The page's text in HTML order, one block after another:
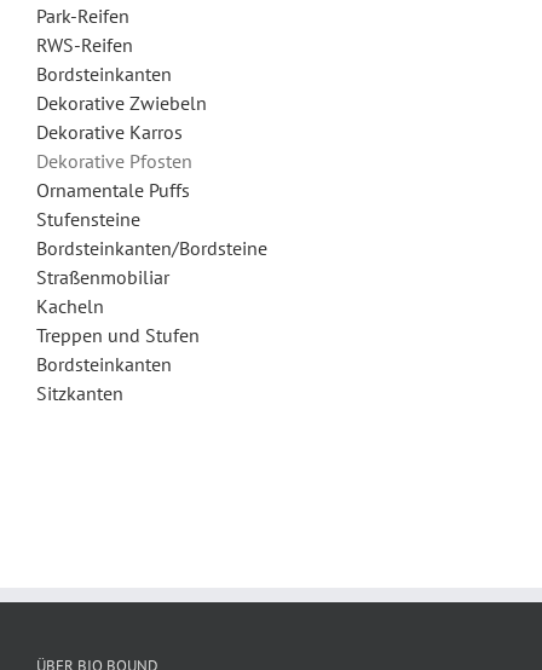
Park-Reifen
RWS-Reifen
Bordsteinkanten
Dekorative Zwiebeln
Dekorative Karros
Dekorative Pfosten
Ornamentale Puffs
Stufensteine
Bordsteinkanten/Bordsteine
Straßenmobiliar
Kacheln
Treppen und Stufen
Bordsteinkanten
Sitzkanten
ÜBER BIO BOUND